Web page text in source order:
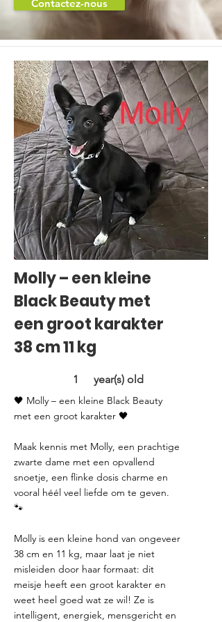
Contactez-nous
Molly – een kleine
Black Beauty met
een groot karakter
38 cm 11 kg
1 year(s) old
🖤 Molly – een kleine Black Beauty
met een groot karakter 🖤
Maak kennis met Molly, een prachtige
zwarte dame met een opvallend
snoetje, een flinke dosis charme en
vooral héél veel liefde om te geven.
🐾
Molly is een kleine hond van ongeveer
38 cm en 11 kg, maar laat je niet
misleiden door haar formaat: dit
meisje heeft een groot karakter en
weet heel goed wat ze wil! Ze is
intelligent, energiek, mensgericht en